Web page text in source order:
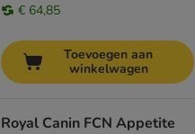
€ 64,85
Toevoegen aan
winkelwagen
Royal Canin FCN Appetite